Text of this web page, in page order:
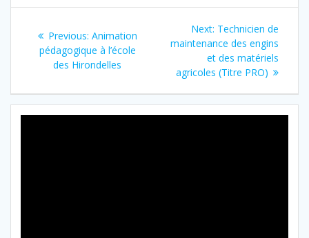
Previous: Animation
pédagogique à l’école
des Hirondelles
Next: Technicien de
maintenance des engins
et des matériels
agricoles (Titre PRO)